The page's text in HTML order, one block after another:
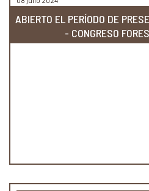
ABIERTO EL PERÍODO DE
- CONGRESO